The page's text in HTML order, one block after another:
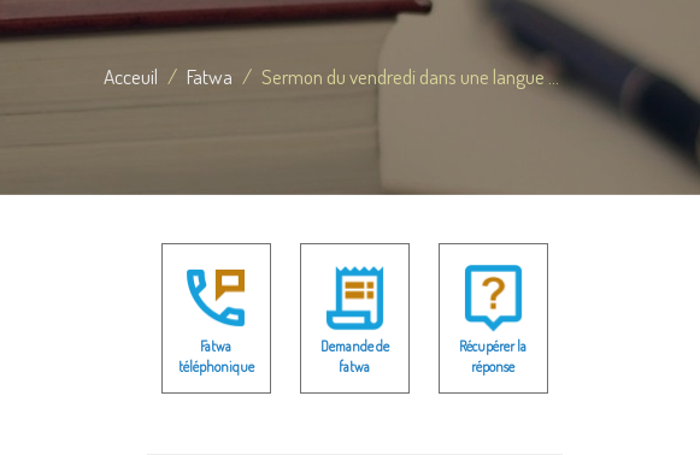
Acceuil Fatwa Sermon du vendredi dans une langue ...
Fatwa
téléphonique
Demande de
fatwa
Récupérer la
réponse